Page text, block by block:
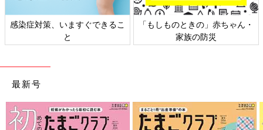
感染症対策、いますぐできるこ
と
「もしものときの」赤ちゃん・
家族の防災
最新号